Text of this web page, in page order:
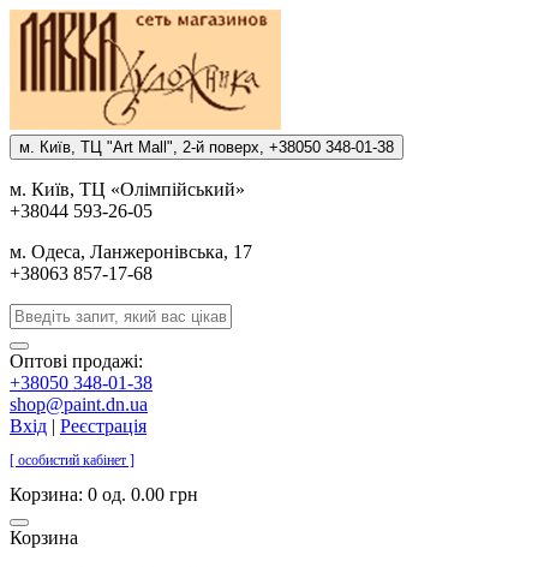
м. Киïв, ТЦ "Art Mall", 2-й поверх, +38050 348-01-38
м. Киïв, ТЦ «Олiмпiйський»
+38044 593-26-05
м. Одеса, Ланжеронiвська, 17
+38063 857-17-68
Оптові продажі:
+38050 348-01-38
shop@paint.dn.ua
Вхід | Реєстрація
[ особистий кабінет ]
Корзина: 0 од. 0.00 грн
Корзина